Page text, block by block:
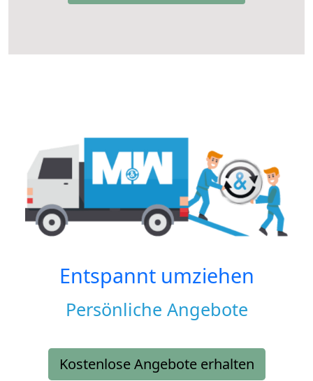
Entspannt umziehen
Persönliche Angebote
Kostenlose Angebote erhalten